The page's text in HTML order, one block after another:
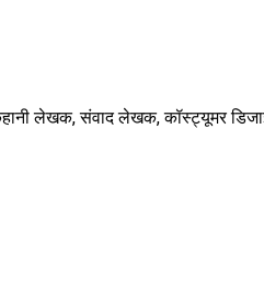
कहानी लेखक, संवाद लेखक, कॉस्ट्यूमर